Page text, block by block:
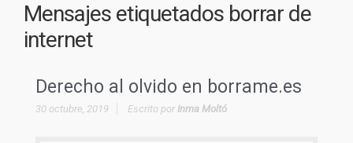
Mensajes etiquetados borrar de
internet
Derecho al olvido en borrame.es
30 octubre, 2019 Escrito por Inma Moltó